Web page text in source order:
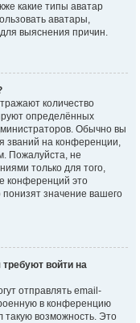
какие типы аватар
аватары,
выяснения причин.
количество
определённых
Обычно вы
званий на конференции,
Пожалуйста, не
только для того,
конференций это
значение вашего
войти на
отправлять email-
в конференцию
такую возможность. Это